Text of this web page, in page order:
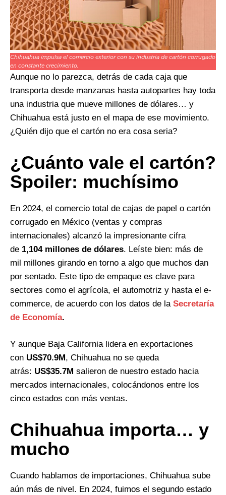
Chihuahua impulsa el comercio exterior con su industria de cartón corrugado
en constante crecimiento.
Aunque no lo parezca, detrás de cada caja que
transporta desde manzanas hasta autopartes hay toda
una industria que mueve millones de dólares… y
Chihuahua está justo en el mapa de ese movimiento.
¿Quién dijo que el cartón no era cosa seria?
¿Cuánto vale el cartón?
Spoiler: muchísimo
En 2024, el comercio total de cajas de papel o cartón
corrugado en México (ventas y compras
internacionales) alcanzó la impresionante cifra
de 1,104 millones de dólares. Leíste bien: más de
mil millones girando en torno a algo que muchos dan
por sentado. Este tipo de empaque es clave para
sectores como el agrícola, el automotriz y hasta el e-
commerce, de acuerdo con los datos de la Secretaría
de Economía.
Y aunque Baja California lidera en exportaciones
con US$70.9M , Chihuahua no se queda
atrás: US$35.7M salieron de nuestro estado hacia
mercados internacionales, colocándonos entre los
cinco estados con más ventas.
Chihuahua importa… y
mucho
Cuando hablamos de importaciones, Chihuahua sube
aún más de nivel. En 2024, fuimos el segundo estado